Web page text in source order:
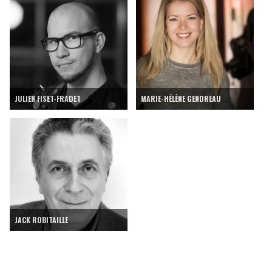
JULIEN FISET-FRADET MARIE-HÉLÈNE GENDREAU
JACK ROBITAILLE